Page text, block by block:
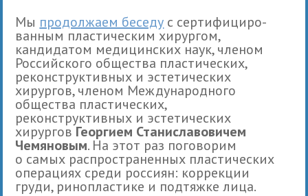
Мы про­дол­жаем беседу с сер­ти­фи­ци­ро­
ван­ным пла­сти­че­ским хирур­гом,
кандидатом медицинских наук, членом
Российского общества пластических,
реконструктивных и эстетических
хирургов, членом Международного
общества пластических,
реконструктивных и эстетических
хирурговГеоргием Станиславо­ви­чем
Чемяновым. На этот раз пого­во­рим
о самых рас­про­стра­нен­ных пла­сти­че­ских
опе­ра­циях среди россиян: кор­рек­ции
груди, рино­пла­стике и под­тяжке лица.